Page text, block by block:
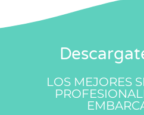
LOS MEJORES